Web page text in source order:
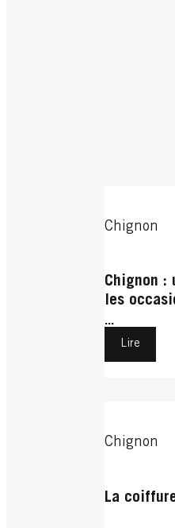
Chignon
Chignon :
les
...
Lire
Chignon
La